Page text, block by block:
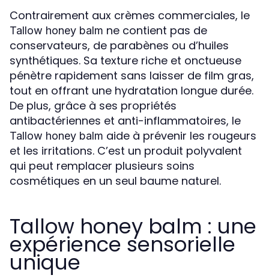
Contrairement aux crèmes commerciales, le
Tallow honey balm ne contient pas de
conservateurs, de parabènes ou d’huiles
synthétiques. Sa texture riche et onctueuse
pénètre rapidement sans laisser de film gras,
tout en offrant une hydratation longue durée.
De plus, grâce à ses propriétés
antibactériennes et anti-inflammatoires, le
Tallow honey balm aide à prévenir les rougeurs
et les irritations. C’est un produit polyvalent
qui peut remplacer plusieurs soins
cosmétiques en un seul baume naturel.
Tallow honey balm : une
expérience sensorielle
unique